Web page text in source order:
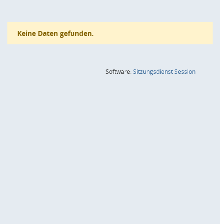
Keine Daten gefunden.
Software:SitzungsdienstSession(Wird in